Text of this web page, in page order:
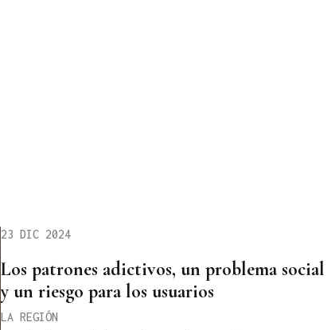
23 DIC 2024
Los patrones adictivos, un problema social
y un riesgo para los usuarios
LA REGIÓN